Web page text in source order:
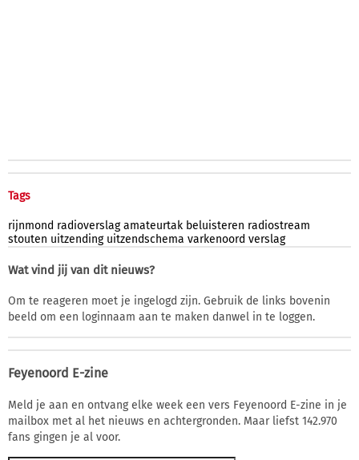
Tags
rijnmond radioverslag amateurtak beluisteren radiostream
stouten uitzending uitzendschema varkenoord verslag
Wat vind jij van dit nieuws?
Om te reageren moet je ingelogd zijn. Gebruik de links bovenin
beeld om een loginnaam aan te maken danwel in te loggen.
Feyenoord E-zine
Meld je aan en ontvang elke week een vers Feyenoord E-zine in je
mailbox met al het nieuws en achtergronden. Maar liefst 142.970
fans gingen je al voor.